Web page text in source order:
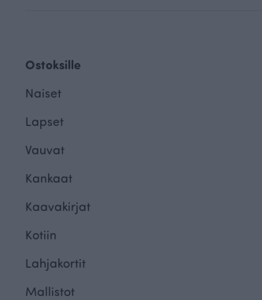
Ostoksille
Naiset
Lapset
Vauvat
Kankaat
Kaavakirjat
Kotiin
Lahjakortit
Mallistot